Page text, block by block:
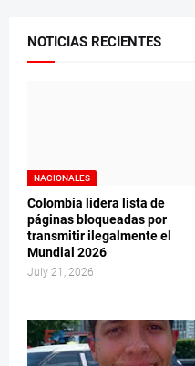
NOTICIAS RECIENTES
NACIONALES
Colombia lidera lista de
páginas bloqueadas por
transmitir ilegalmente el
Mundial 2026
July 21, 2026